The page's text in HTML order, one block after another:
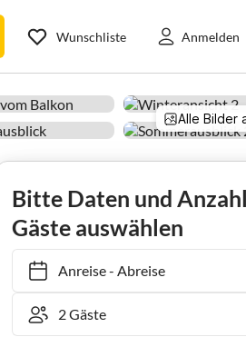
Wunschliste Anmelden
Alle Bilder
Bitte Daten und
Gäste auswählen
Anreise- Abreise